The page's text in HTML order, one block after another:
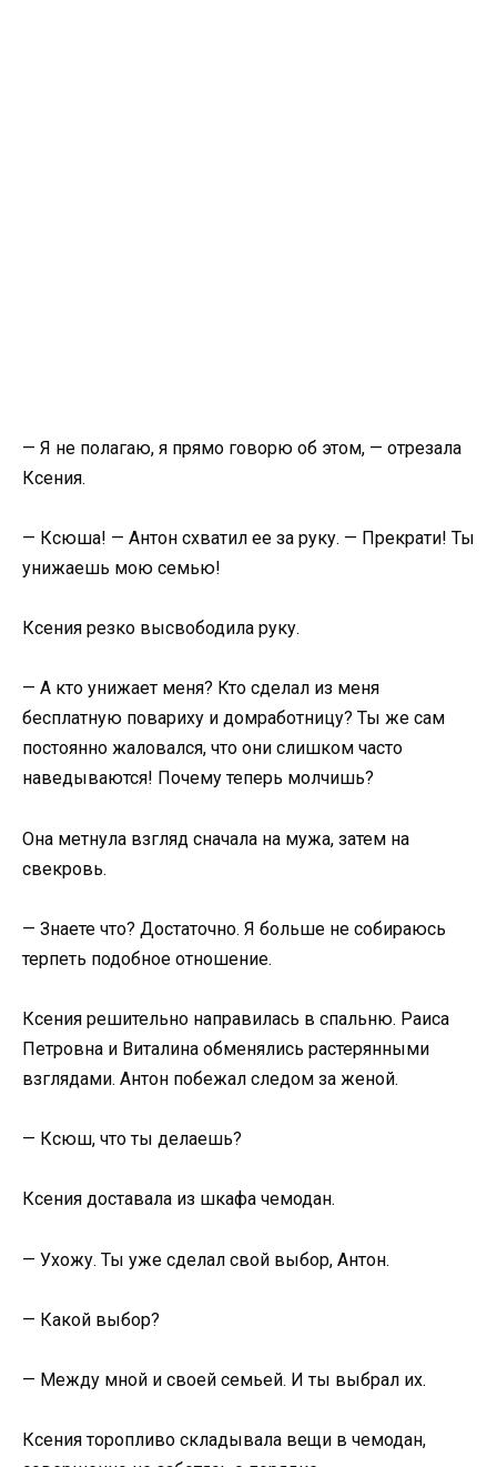
— Я не полагаю, я прямо говорю об этом, — отрезала
Ксения.
— Ксюша! — Антон схватил ее за руку. — Прекрати! Ты
унижаешь мою семью!
Ксения резко высвободила руку.
— А кто унижает меня? Кто сделал из меня
бесплатную повариху и домработницу? Ты же сам
постоянно жаловался, что они слишком часто
наведываются! Почему теперь молчишь?
Она метнула взгляд сначала на мужа, затем на
свекровь.
— Знаете что? Достаточно. Я больше не собираюсь
терпеть подобное отношение.
Ксения решительно направилась в спальню. Раиса
Петровна и Виталина обменялись растерянными
взглядами. Антон побежал следом за женой.
— Ксюш, что ты делаешь?
Ксения доставала из шкафа чемодан.
— Ухожу. Ты уже сделал свой выбор, Антон.
— Какой выбор?
— Между мной и своей семьей. И ты выбрал их.
Ксения торопливо складывала вещи в чемодан,